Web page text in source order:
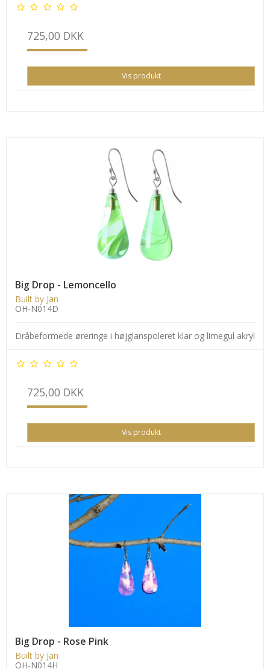
725,00 DKK
Vis produkt
Big Drop - Lemoncello
Built by Jan
OH-N014D
Dråbeformede øreringe i højglanspoleret klar og limegul akryl
725,00 DKK
Vis produkt
Big Drop - Rose Pink
Built by Jan
OH-N014H